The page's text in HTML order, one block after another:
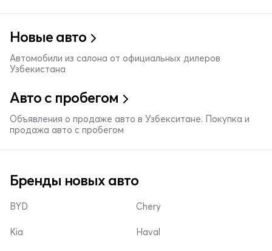
Новые авто
Автомобили из салона от официальных дилеров
Узбекистана
Авто с пробегом
Объявления о продаже авто в Узбекситане. Покупка и
продажа авто с пробегом
Бренды новых авто
BYD
Kia
Chery
Haval